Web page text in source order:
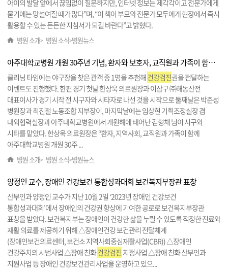
아이의 발달 앞에서 끊임없이 질문하지만, 인터넷 정보는 제각각이고 전문가에게
묻기에는 망설여질 때가 많다”며, “이 책이 부모와 전문가 모두에게 현장에서 즉시
활용할 수 있는 든든한 지침서가 되길 바란다”고 밝혔다.
병원 소개> 병원 소식>병원뉴스
아주대학교병원 개원 30주년 기념, 환자와 보호자, 교직원과 가족이 함께하는 야구 관람 행사 성료
클리닝 타임에는 야구장을 찾은 관객 중 1명을 추첨해건강검진권을 전달하는
이벤트도 진행했다. 한편 경기 첫날 한상욱 의료원장과 이삼구 ㈜해동산전
대표이사가 경기 시작 전 시구자와 시타자로 나선 것을 시작으로 둘째날은 박준성
병원장과 최진철 노동조합 지부장이, 마지막날에는 임상현 기획조정실장 겸
대외협력실장과 아주대학교병원에서 개원해에 태어난 김형채 님이 시구와
시타를 맡았다. 한상욱 의료원장은 “환자, 지역사회, 교직원과 가족이 함께
아주대학교병원 개원 30주 ...
병원 소개> 병원 소식>병원뉴스
양정인 교수, 장애인 건강보건 통합성과대회 보건복지부장관 표창
산부인과 양정인 교수가 지난 10월 2일 ‘2023년 장애인 건강보건
통합성과대회’에서 장애인의 건강권 향상에 기여한 공로로 보건복지부장관
표창을 받았다. 보건복지부는 장애인이 건강한 삶을 누릴 수 있도록 적정한 진료와
재활 의료를 제공하기 위해 △장애인건강 보건관리 전달체계
(장애인보건의료센터, 보건소 지역사회중심재활사업(CBR)) △장애인
건강주치의 시범사업 △장애 친화건강검진 지정사업 △장애 친화 산부인과
지원사업 등 장애인 건강보건관리사업을 운영하고 있으...